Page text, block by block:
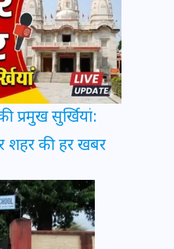
प्रमुख सुर्खियां:
शहर की हर खबर